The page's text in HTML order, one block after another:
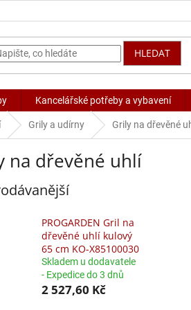
HLEDAT
Kancelářské potřeby a vybavení
Grily a udírny Grily na dřevěné
na dřevěné uhlí
PROGARDEN Gril na
dřevěné uhlí kulový
65 cm KO-X85100030
Skladem u dodavatele
- Expedice do 3 dnů
2 527,60 Kč